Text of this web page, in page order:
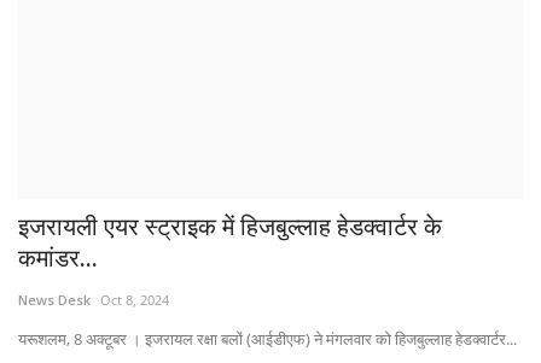
इजरायली एयर स्ट्राइक में हिजबुल्लाह हेडक्वार्टर के
कमांडर...
News Desk Oct 8, 2024
यरूशलम, 8 अक्टूबर । इजरायल रक्षा बलों (आईडीएफ) ने मंगलवार को हिजबुल्लाह हेडक्वार्टर...